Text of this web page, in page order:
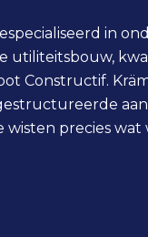
in
utiliteitsbouw,
Constructif.
wisten precies wat